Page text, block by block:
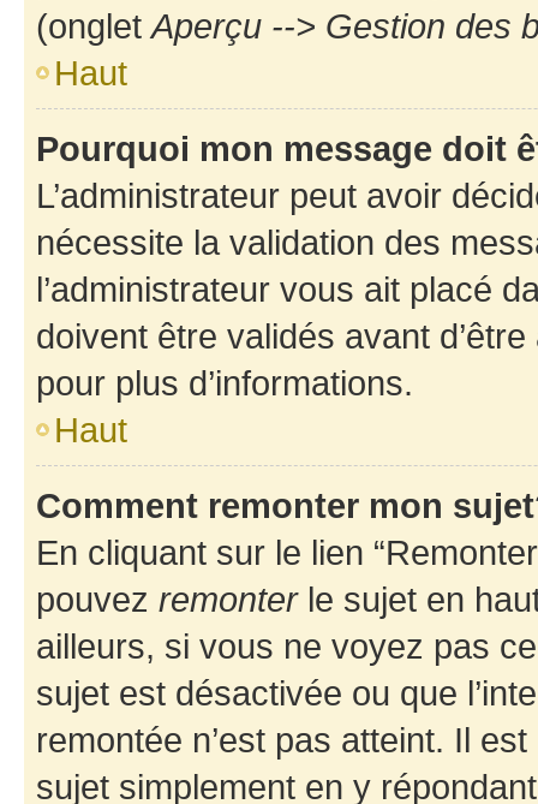
(ongletAperçu --> Gestion des
Haut
Pourquoi mon message doit
L’administrateur peut avoir
nécessite la validation des
l’administrateur vous ait placé
doivent être validés avant
pour plus d’informations.
Haut
Comment remonter mon
En cliquant sur le lien
pouvez remonterle sujet en
ailleurs, si vous ne voyez pas
sujet est désactivée ou que
remontée n’est pas atteint. Il
sujet simplement en y